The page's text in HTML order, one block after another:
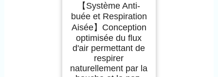
【Système Anti-
buée et Respiration
Aisée】Conception
optimisée du flux
d'air permettant de
respirer
naturellement par la